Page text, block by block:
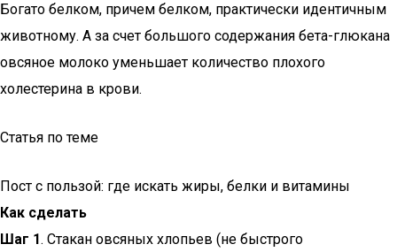
Богато белком, причем белком, практически идентичным
животному. А за счет большого содержания бета-глюкана
овсяное молоко уменьшает количество плохого
холестерина в крови.
Статья по теме
Пост с пользой: где искать жиры, белки и витамины
Как сделать
Шаг 1. Стакан овсяных хлопьев (не быстрого